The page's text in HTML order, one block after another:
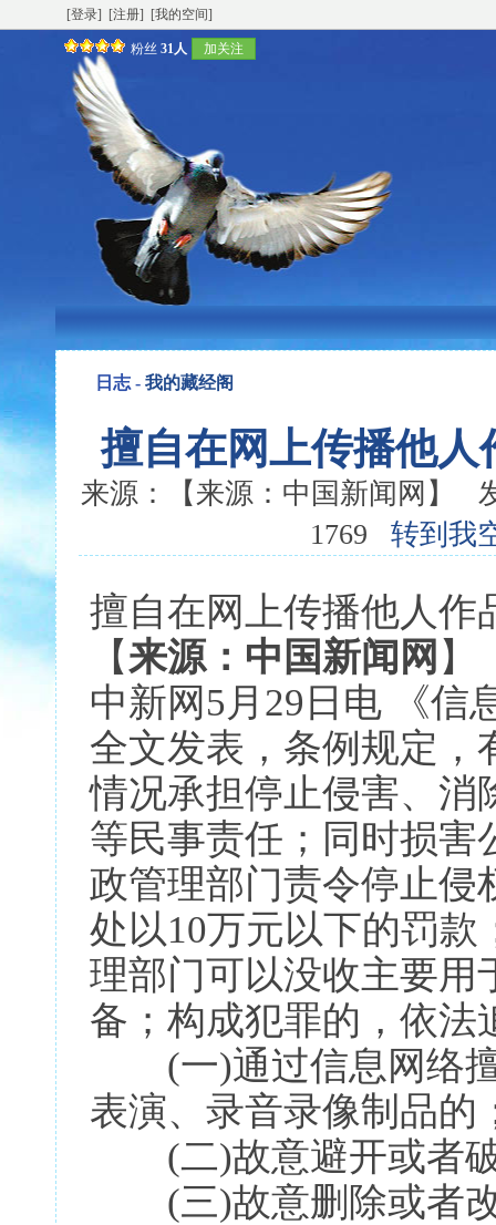
[登录] [注册] [我的空间]
粉丝 31人 加关注
日志 - 我的藏经阁
擅自在网上传播他人
来源：【来源：中国新闻网】
1769 转到我
擅自在网上传播他人作
【来源：中国新闻网 】
中新网5月29日电 《信
全文发表，条例规定，
情况承担停止侵害、消
等民事责任；同时损害
政管理部门责令停止侵
处以10万元以下的罚
理部门可以没收主要用
备；构成犯罪的，依法
(一)通过信息网络擅
表演、录音录像制品的
(二)故意避开或者破
(三)故意删除或者改